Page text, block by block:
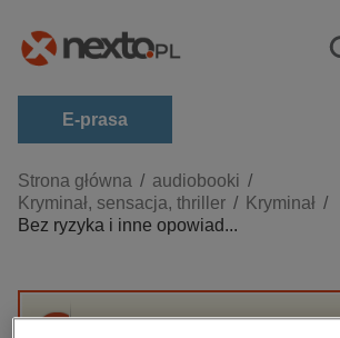
E-prasa
Kategorie
Zobacz wszystkie E-prasa
biznesowe, branżowe,
Strona główna
audiobooki
Kryminał, sensacja, thriller
Kryminał
Bez ryzyka i inne opowiad...